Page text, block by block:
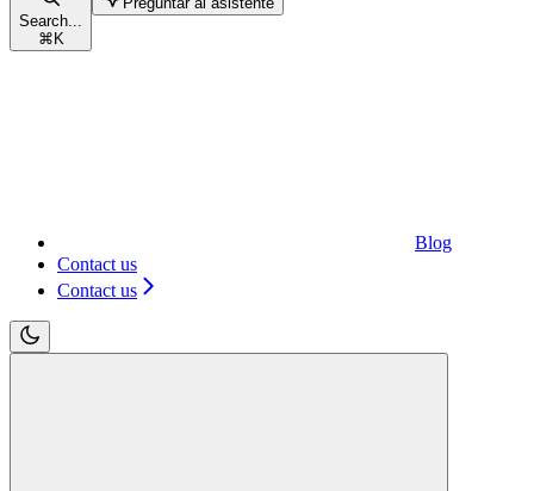
Search...
⌘ K
Blog
Contact us
Contact us